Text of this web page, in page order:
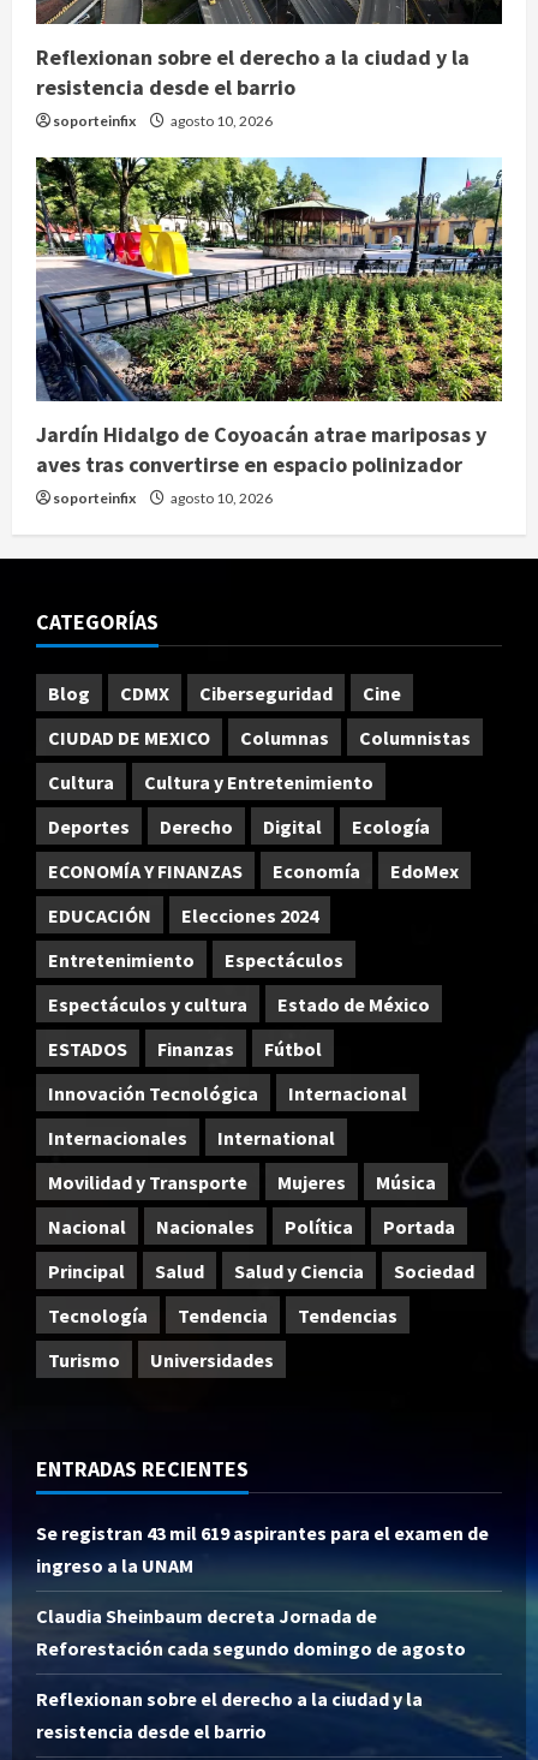
Reflexionan sobre el derecho a la ciudad y la
resistencia desde el barrio
soporteinfix agosto 10, 2026
Jardín Hidalgo de Coyoacán atrae mariposas y
aves tras convertirse en espacio polinizador
soporteinfix agosto 10, 2026
CATEGORÍAS
Blog CDMX Ciberseguridad
Cine
CIUDAD DE MEXICO
Columnas
Columnistas
Cultura
Cultura y Entretenimiento
Deportes
Derecho Digital
Ecología
ECONOMÍA Y FINANZAS
Economía
EdoMex
EDUCACIÓN
Elecciones 2024
Entretenimiento
Espectáculos
Espectáculos y cultura
Estado de México
ESTADOS
Finanzas
Fútbol
Innovación Tecnológica
Internacional
Internacionales
International
Movilidad y Transporte
Mujeres
Música
Nacional
Nacionales Política
Portada
Principal
Salud Salud y Ciencia
Sociedad
Tecnología
Tendencia
Tendencias
Turismo
Universidades
ENTRADAS RECIENTES
Se registran 43 mil 619 aspirantes para el examen de
ingreso a la UNAM
Claudia Sheinbaum decreta Jornada de
Reforestación cada segundo domingo de agosto
Reflexionan sobre el derecho a la ciudad y la
resistencia desde el barrio